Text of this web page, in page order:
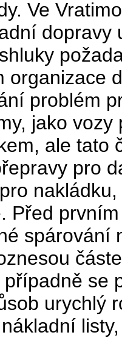
Ve
dopravy
organizace
problém
jako
ale tato
pro
Před
spárování
se
urychlý